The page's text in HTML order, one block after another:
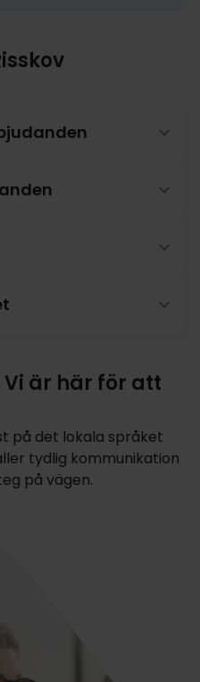
är här för att
på det lokala språket
tydlig kommunikation
på vägen.